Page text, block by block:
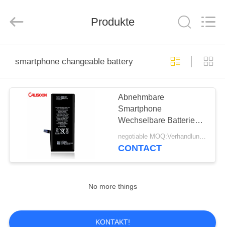
PRODUKTE
UNS
TOUR
Electronics
Produkte
smartphone changeable battery
Abnehmbare
Smartphone
Wechselbare Batterie
kundenspezifische
Handy-Batterie
negotiable MOQ:Verhandlungsfähig
CONTACT
No more things
KONTAKT!